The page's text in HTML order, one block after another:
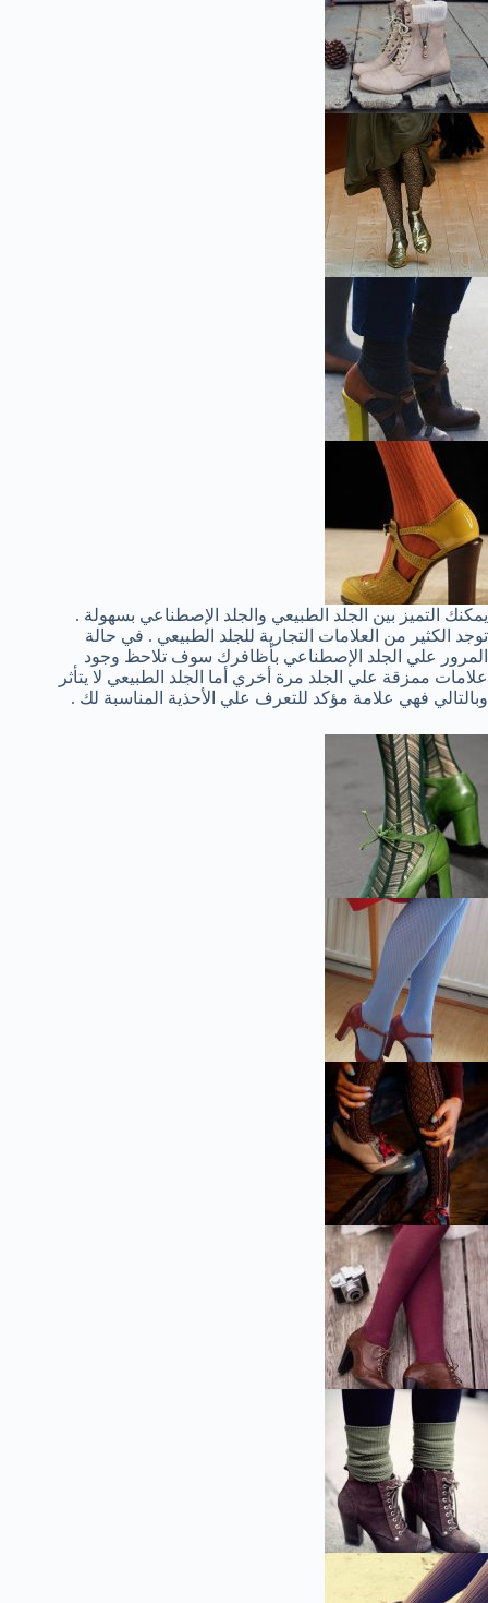
يمكنك التميز بين الجلد الطبيعي والجلد الإصطناعي بسهولة .
توجد الكثير من العلامات التجارية للجلد الطبيعي . في حالة
المرور علي الجلد الإصطناعي بأظافرك سوف تلاحظ وجود
علامات ممزقة علي الجلد مرة أخري أما الجلد الطبيعي لا يتأثر
وبالتالي فهي علامة مؤكد للتعرف علي الأحذية المناسبة لك .